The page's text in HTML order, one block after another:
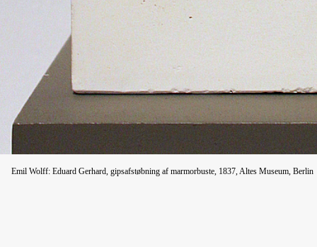
Emil Wolff: Eduard Gerhard, gipsafstøbning af marmorbuste, 1837, Altes Museum, Berlin